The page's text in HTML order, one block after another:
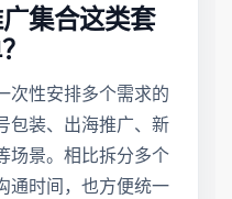
集合这类套
次性安排多个需求的
包装、出海推广、新
场景。相比拆分多个
通时间，也方便统一